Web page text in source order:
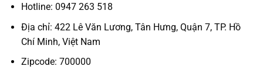
Hotline: 0947 263 518
Địa chỉ: 422 Lê Văn Lương, Tân Hưng, Quận 7, TP. Hồ
Chí Minh, Việt Nam
Zipcode: 700000